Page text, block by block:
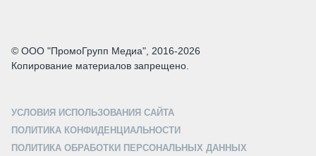
© ООО "ПромоГрупп Медиа", 2016-2026
Копирование материалов запрещено.
УСЛОВИЯ ИСПОЛЬЗОВАНИЯ САЙТА
ПОЛИТИКА КОНФИДЕНЦИАЛЬНОСТИ
ПОЛИТИКА ОБРАБОТКИ ПЕРСОНАЛЬНЫХ ДАННЫХ